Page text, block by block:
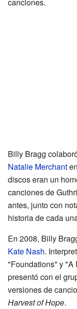
Billy Bragg
Natalie Merchant
discos eran un
canciones de
antes, junto con
historia de cada
En 2008, Billy
Kate Nash.
"Foundations" y "A
presentó con el
versiones de
Harvest of Hope.